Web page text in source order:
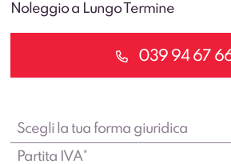
Noleggio a Lungo Termine
039 94 67